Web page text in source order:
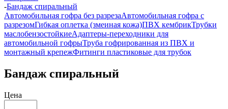
-Бандаж спиральный
Автомобильная гофра без разрезаАвтомобильная гофра с
разрезомГибкая оплетка (змеиная кожа)ПВХ кембрикТрубки
маслобензостойкиеАдаптеры-переходники для
автомобильной гофрыТруба гофрированная из ПВХ и
монтажный крепежФитинги пластиковые для трубок
Бандаж спиральный
Цена